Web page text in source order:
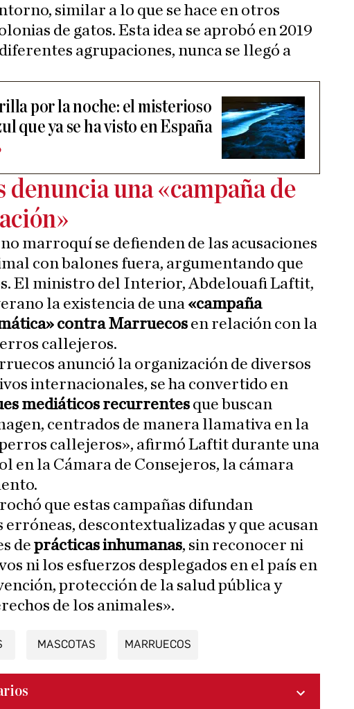
similar a lo que se hace en otros
de gatos. Esta idea se aprobó en 2019
agrupaciones, nunca se llegó a
por la noche: el misterioso
que ya se ha visto en España
una «campaña de
marroquí se defienden de las acusaciones
con balones fuera, argumentando que
El ministro del Interior, Abdelouafi Laftit,
la existencia de una «campaña
contra Marruecos en relación con la
callejeros.
anunció la organización de diversos
internacionales, se ha convertido en
mediáticos recurrentes que buscan
centrados de manera llamativa en la
callejeros», afirmó Laftit durante una
en la Cámara de Consejeros, la cámara
que estas campañas difundan
descontextualizadas y que acusan
de prácticas inhumanas, sin reconocer ni
ni los esfuerzos desplegados en el país en
protección de la salud pública y
de los animales».
MASCOTAS MARRUECOS